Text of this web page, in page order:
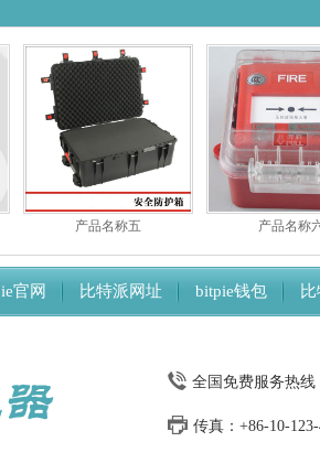
产品名称五 产品名称
官网 比特派网址 bitpie钱包
全国免费服务热线
传真：+86-10-